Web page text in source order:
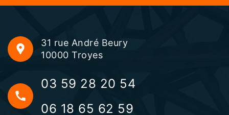
31 rue André Beury
10000 Troyes
03 59 28 20 54
06 18 65 62 59